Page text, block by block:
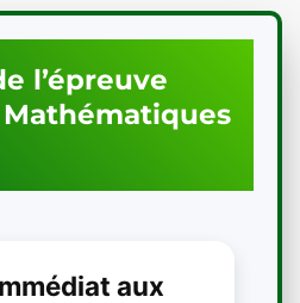
l’épreuve
Mathématiques
aux